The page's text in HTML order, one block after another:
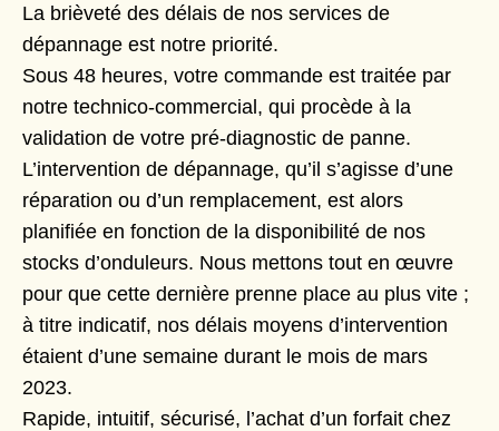
La brièveté des délais de nos services de
dépannage est notre priorité.
Sous 48 heures, votre commande est traitée par
notre technico-commercial, qui procède à la
validation de votre pré-diagnostic de panne.
L’intervention de dépannage, qu’il s’agisse d’une
réparation ou d’un remplacement, est alors
planifiée en fonction de la disponibilité de nos
stocks d’onduleurs. Nous mettons tout en œuvre
pour que cette dernière prenne place au plus vite ;
à titre indicatif, nos délais moyens d’intervention
étaient d’une semaine durant le mois de mars
2023.
Rapide, intuitif, sécurisé, l’achat d’un forfait chez